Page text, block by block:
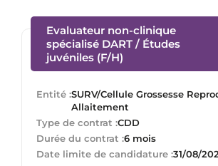
Evaluateur non-clinique
spécialisé DART / Études
juvéniles (F/H)
Entité :SURV/Cellule Grossesse
Allaitement
Type de contrat :CDD
Durée du contrat :6 mois
Date limite de candidature :31/08/